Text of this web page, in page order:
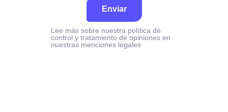
Enviar
Lee más sobre nuestra política de
control y tratamiento de opiniones en
nuestras menciones legales